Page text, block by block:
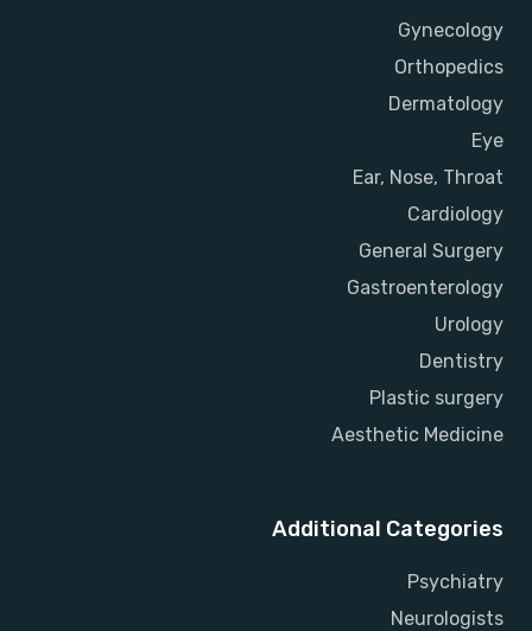
Gynecology
Orthopedics
Dermatology
Eye
Ear, Nose, Throat
Cardiology
General Surgery
Gastroenterology
Urology
Dentistry
Plastic surgery
Aesthetic Medicine
Additional Categories
Psychiatry
Neurologists